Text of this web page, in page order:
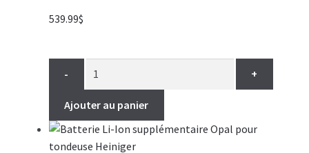
539.99$
- +
Ajouter au panier